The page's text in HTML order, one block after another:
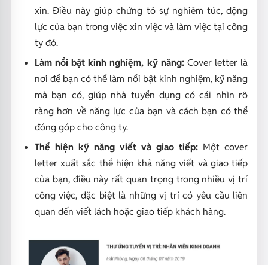
xin. Điều này giúp chứng tỏ sự nghiêm túc, động
lực của bạn trong việc xin việc và làm việc tại công
ty đó.
Làm nổi bật kinh nghiệm, kỹ năng: Cover letter là
nơi để bạn có thể làm nổi bật kinh nghiệm, kỹ năng
mà bạn có, giúp nhà tuyển dụng có cái nhìn rõ
ràng hơn về năng lực của bạn và cách bạn có thể
đóng góp cho công ty.
Thể hiện kỹ năng viết và giao tiếp: Một cover
letter xuất sắc thể hiện khả năng viết và giao tiếp
của bạn, điều này rất quan trọng trong nhiều vị trí
công việc, đặc biệt là những vị trí có yêu cầu liên
quan đến viết lách hoặc giao tiếp khách hàng.